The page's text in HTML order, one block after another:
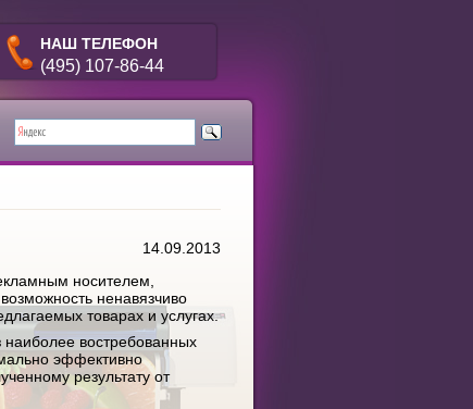
НАШ ТЕЛЕФОН
(495) 107-86-44
14.09.2013
носителем,
ненавязчиво
товарах и услугах.
востребованных
эффективно
результату от